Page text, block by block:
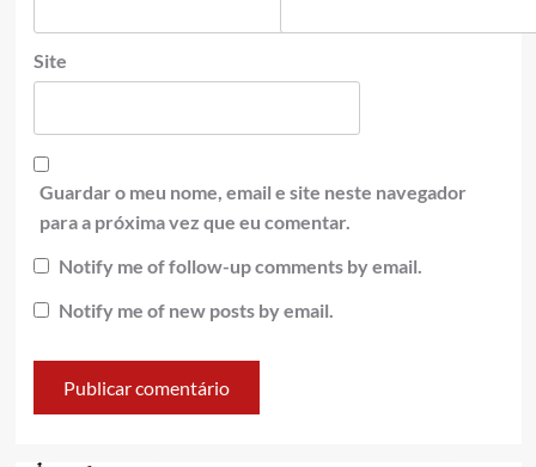
Site
Guardar o meu nome, email e site neste navegador
para a próxima vez que eu comentar.
Notify me of follow-up comments by email.
Notify me of new posts by email.